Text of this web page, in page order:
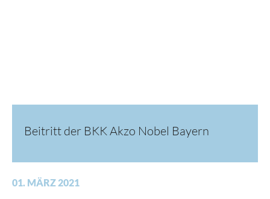
Beitritt der BKK Akzo Nobel Bayern
01. MÄRZ 2021